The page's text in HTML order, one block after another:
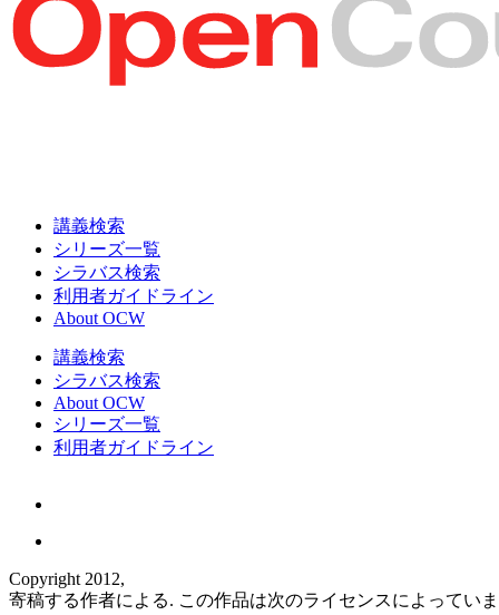
講義検索
シリーズ一覧
シラバス検索
利用者ガイドライン
About OCW
講義検索
シラバス検索
About OCW
シリーズ一覧
利用者ガイドライン
Copyright 2012,
寄稿する作者による. この作品は次のライセンスによってい